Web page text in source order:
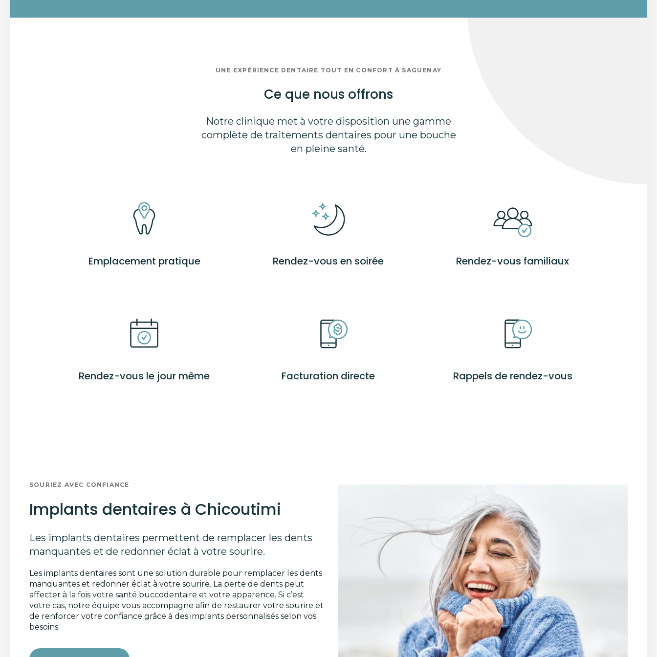
UNE EXPÉRIENCE DENTAIRE TOUT EN CONFORT À SAGUENAY
Ce que nous offrons
Notre clinique met à votre disposition une gamme
complète de traitements dentaires pour une bouche
en pleine santé.
Emplacement pratique Rendez-vous en soirée Rendez-vous familiaux
Rendez-vous le jour même Facturation directe Rappels de rendez-vous
SOURIEZ AVEC CONFIANCE
Implants dentaires à Chicoutimi
Les implants dentaires permettent de remplacer les dents
manquantes et de redonner éclat à votre sourire.
Les implants dentaires sont une solution durable pour remplacer les dents
manquantes et redonner éclat à votre sourire. La perte de dents peut
affecter à la fois votre santé buccodentaire et votre apparence. Si c’est
votre cas, notre équipe vous accompagne afin de restaurer votre sourire et
de renforcer votre confiance grâce à des implants personnalisés selon vos
besoins.